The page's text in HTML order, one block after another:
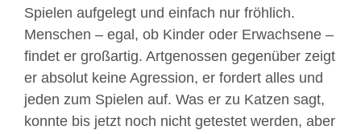
Spielen aufgelegt und einfach nur fröhlich.
Menschen – egal, ob Kinder oder Erwachsene –
findet er großartig. Artgenossen gegenüber zeigt
er absolut keine Agression, er fordert alles und
jeden zum Spielen auf. Was er zu Katzen sagt,
konnte bis jetzt noch nicht getestet werden, aber